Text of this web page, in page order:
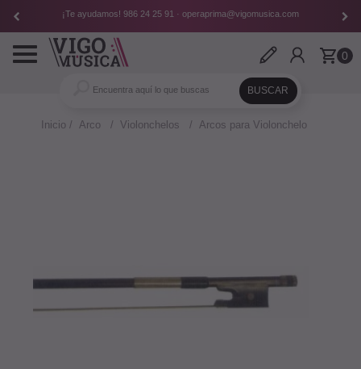
¡Te ayudamos! 986 24 25 91 · operaprima@vigomusica.com
0
Toggle
navigation
Inicio Arco Violonchelos Arcos para Violonchelo